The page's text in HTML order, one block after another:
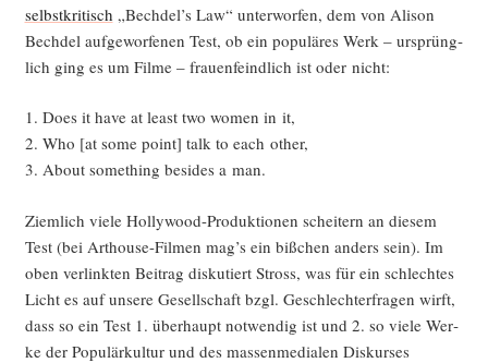
selbst­kri­tisch „Bechdel’s Law“ unter­wor­fen, dem von Ali­son
Bech­del auf­ge­wor­fe­nen Test, ob ein popu­lä­res Werk – ursprüng­
lich ging es um Fil­me – frau­en­feind­lich ist oder nicht:
1. Does it have at least two women in it,
2. Who [at some point] talk to each other,
3. About some­thing bes­i­des a man.
Ziem­lich vie­le Hol­ly­wood-Pro­duk­tio­nen schei­tern an die­sem
Test (bei Art­house-Fil­men mag’s ein biß­chen anders sein). Im
oben ver­link­ten Bei­trag dis­ku­tiert Stross, was für ein schlech­tes
Licht es auf unse­re Gesell­schaft bzgl. Geschlech­ter­fra­gen wirft,
dass so ein Test 1. über­haupt not­wen­dig ist und 2. so vie­le Wer­
ke der Popu­lär­kul­tur und des mas­sen­me­dia­len Dis­kur­ses